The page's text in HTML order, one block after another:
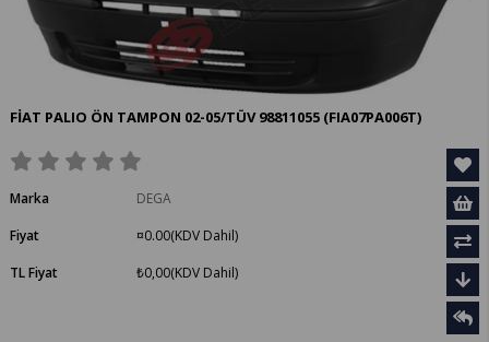
FİAT PALIO ÖN TAMPON 02-05/TÜV 98811055 (FIA07PA006T)
Marka
DEGA
Fiyat
¤0.00(KDV Dahil)
TL Fiyat
₺0,00(KDV Dahil)